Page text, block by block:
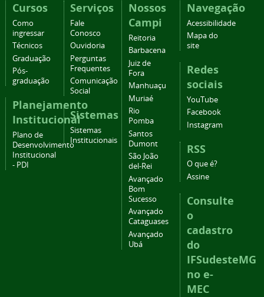
Cursos
Como
ingressar
Técnicos
Graduação
Pós-
graduação
Planejamento
Institucional
Plano de
Desenvolvimento
Institucional
- PDI
Serviços
Fale
Conosco
Ouvidoria
Perguntas
Frequentes
Comunicação
Social
Sistemas
Sistemas
Institucionais
Nossos
Campi
Reitoria
Barbacena
Juiz de
Fora
Manhuaçu
Muriaé
Rio
Pomba
Santos
Dumont
São João
del-Rei
Avançado
Bom
Sucesso
Avançado
Cataguases
Avançado
Ubá
Navegação
Acessibilidade
Mapa do
site
Redes
sociais
YouTube
Facebook
Instagram
RSS
O que é?
Assine
Consulte
o
cadastro
do
IFSudesteMG
no e-
MEC